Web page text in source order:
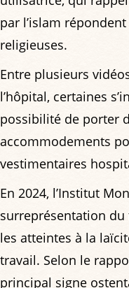
par l’islam
religieuses.
Entre plusieurs
l’hôpital, certaines
possibilité de porter
accommodements
vestimentaires
En 2024, l’Institut
surreprésentation
les atteintes à la
travail. Selon le
principal signe